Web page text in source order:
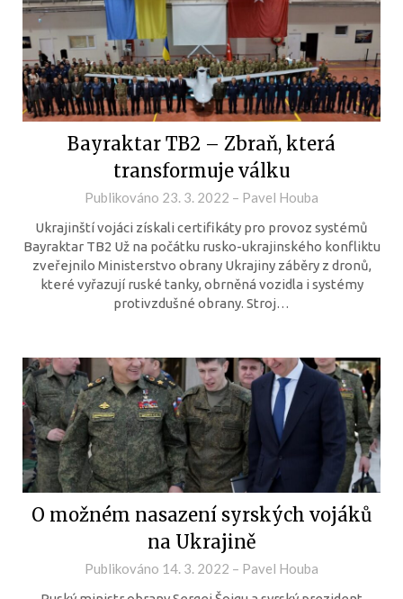
Bayraktar TB2 – Zbraň, která
transformuje válku
Publikováno 23. 3. 2022 – Pavel Houba
Ukrajinští vojáci získali certifikáty pro provoz systémů
Bayraktar TB2 Už na počátku rusko-ukrajinského konfliktu
zveřejnilo Ministerstvo obrany Ukrajiny záběry z dronů,
které vyřazují ruské tanky, obrněná vozidla i systémy
protivzdušné obrany. Stroj…
O možném nasazení syrských vojáků
na Ukrajině
Publikováno 14. 3. 2022 – Pavel Houba